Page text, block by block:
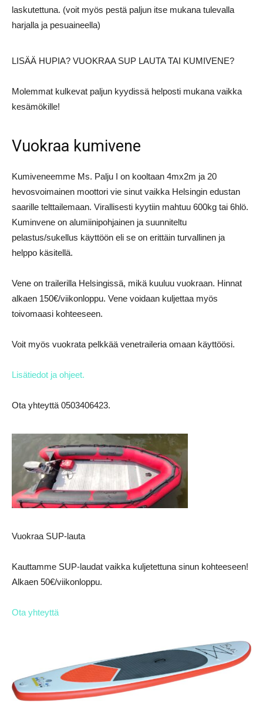
laskutettuna. (voit myös pestä paljun itse mukana tulevalla
harjalla ja pesuaineella)
LISÄÄ HUPIA? VUOKRAA SUP LAUTA TAI KUMIVENE?
Molemmat kulkevat paljun kyydissä helposti mukana vaikka
kesämökille!
Vuokraa kumivene
Kumiveneemme Ms. Palju I on kooltaan 4mx2m ja 20
hevosvoimainen moottori vie sinut vaikka Helsingin edustan
saarille telttailemaan. Virallisesti kyytiin mahtuu 600kg tai 6hlö.
Kuminvene on alumiinipohjainen ja suunniteltu
pelastus/sukellus käyttöön eli se on erittäin turvallinen ja
helppo käsitellä.
Vene on trailerilla Helsingissä, mikä kuuluu vuokraan. Hinnat
alkaen 150€/viikonloppu. Vene voidaan kuljettaa myös
toivomaasi kohteeseen.
Voit myös vuokrata pelkkää venetraileria omaan käyttöösi.
Lisätiedot ja ohjeet.
Ota yhteyttä 0503406423.
Vuokraa SUP-lauta
Kauttamme SUP-laudat vaikka kuljetettuna sinun kohteeseen!
Alkaen 50€/viikonloppu.
Ota yhteyttä